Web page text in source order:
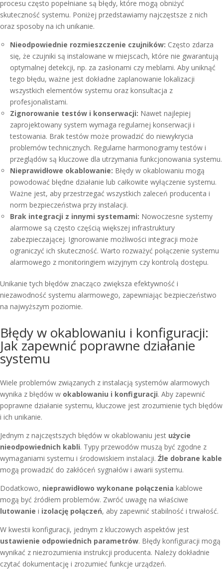
procesu często popełniane są błędy, które mogą obniżyć
skuteczność systemu. Poniżej przedstawiamy najczęstsze z nich
oraz sposoby na ich unikanie.
Nieodpowiednie rozmieszczenie czujników: Często zdarza
się, że czujniki są instalowane w miejscach, które nie gwarantują
optymalnej detekcji, np. za zasłonami czy meblami. Aby uniknąć
tego błędu, ważne jest dokładne zaplanowanie lokalizacji
wszystkich elementów systemu oraz konsultacja z
profesjonalistami.
Zignorowanie testów i konserwacji: Nawet najlepiej
zaprojektowany system wymaga regularnej konserwacji i
testowania. Brak testów może prowadzić do niewykrycia
problemów technicznych. Regularne harmonogramy testów i
przeglądów są kluczowe dla utrzymania funkcjonowania systemu.
Nieprawidłowe okablowanie: Błędy w okablowaniu mogą
powodować błędne działanie lub całkowite wyłączenie systemu.
Ważne jest, aby przestrzegać wszystkich zaleceń producenta i
norm bezpieczeństwa przy instalacji.
Brak integracji z innymi systemami: Nowoczesne systemy
alarmowe są często częścią większej infrastruktury
zabezpieczającej. Ignorowanie możliwości integracji może
ograniczyć ich skuteczność. Warto rozważyć połączenie systemu
alarmowego z monitoringiem wizyjnym czy kontrolą dostępu.
Unikanie tych błędów znacząco zwiększa efektywność i
niezawodność systemu alarmowego, zapewniając bezpieczeństwo
na najwyższym poziomie.
Błędy w okablowaniu i konfiguracji:
Jak zapewnić poprawne działanie
systemu
Wiele problemów związanych z instalacją systemów alarmowych
wynika z błędów w okablowaniu i konfiguracji. Aby zapewnić
poprawne działanie systemu, kluczowe jest zrozumienie tych błędów
i ich unikanie.
Jednym z najczęstszych błędów w okablowaniu jest użycie
nieodpowiednich kabli. Typy przewodów muszą być zgodne z
wymaganiami systemu i środowiskiem instalacji. Źle dobrane kable
mogą prowadzić do zakłóceń sygnałów i awarii systemu.
Dodatkowo, nieprawidłowo wykonane połączenia kablowe
mogą być źródłem problemów. Zwróć uwagę na właściwe
lutowanie i izolację połączeń, aby zapewnić stabilność i trwałość.
W kwestii konfiguracji, jednym z kluczowych aspektów jest
ustawienie odpowiednich parametrów. Błędy konfiguracji mogą
wynikać z niezrozumienia instrukcji producenta. Należy dokładnie
czytać dokumentację i zrozumieć funkcje urządzeń.